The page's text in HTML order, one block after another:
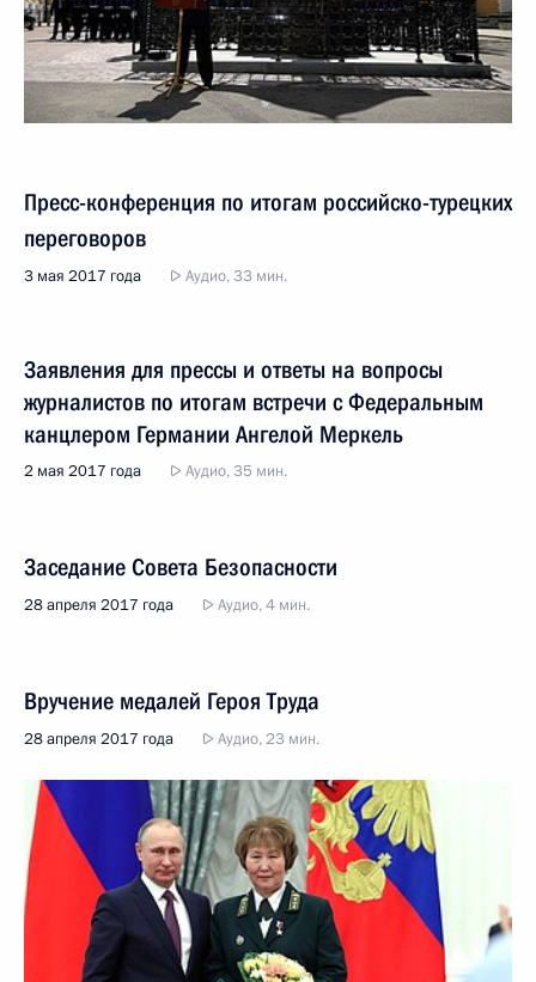
Пресс-конференция по итогам российско-турецких
переговоров
3 мая 2017 года Аудио, 33 мин.
Заявления для прессы и ответы на вопросы
журналистов по итогам встречи с Федеральным
канцлером Германии Ангелой Меркель
2 мая 2017 года Аудио, 35 мин.
Заседание Совета Безопасности
28 апреля 2017 года Аудио, 4 мин.
Вручение медалей Героя Труда
28 апреля 2017 года Аудио, 23 мин.